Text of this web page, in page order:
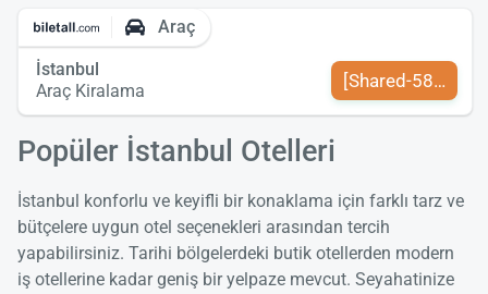
Araç
İstanbul
Araç Kiralama
[Shared-589-tr-
Popüler İstanbul Otelleri
İstanbul konforlu ve keyifli bir konaklama için farklı tarz ve
bütçelere uygun otel seçenekleri arasından tercih
yapabilirsiniz. Tarihi bölgelerdeki butik otellerden modern
iş otellerine kadar geniş bir yelpaze mevcut. Seyahatinize